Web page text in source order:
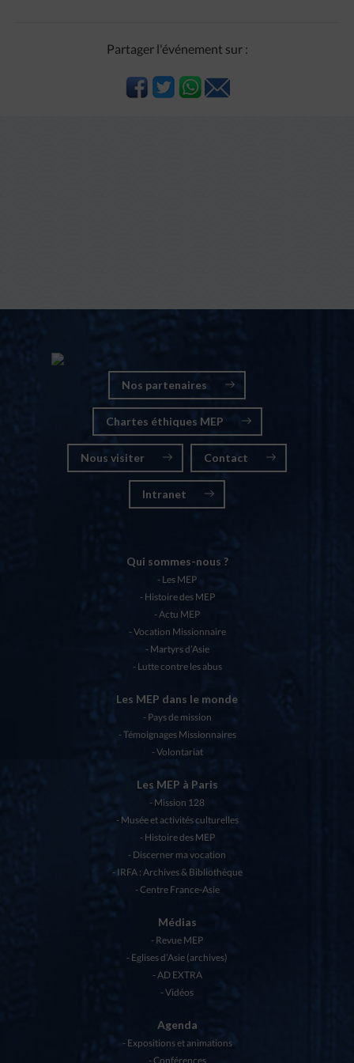
Partager l'événement sur :
Nos partenaires
Chartes éthiques MEP
Nous visiter Contact
Intranet
Qui sommes-nous ?
Les MEP
Histoire des MEP
Actu MEP
Vocation Missionnaire
Martyrs d’Asie
Lutte contre les abus
Les MEP dans le monde
Pays de mission
Témoignages Missionnaires
Volontariat
Les MEP à Paris
Mission 128
Musée et activités culturelles
Histoire des MEP
Discerner ma vocation
IRFA : Archives & Bibliothèque
Centre France-Asie
Médias
Revue MEP
Eglises d’Asie (archives)
AD EXTRA
Vidéos
Agenda
Expositions et animations
Conférences